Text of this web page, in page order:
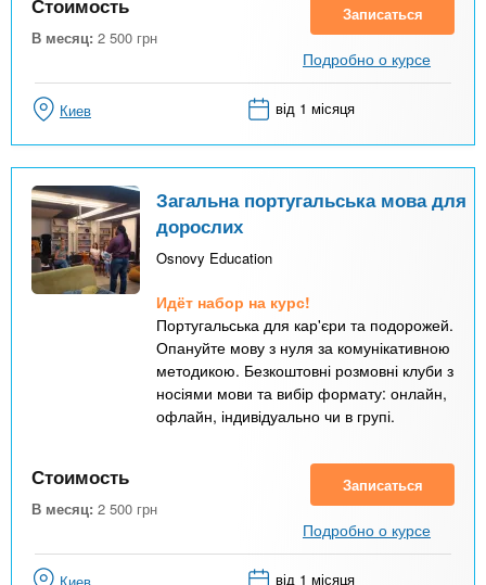
Стоимость
В месяц: 2 500 грн
Записаться
Подробно о курсе
Киев від 1 місяця
Загальна португальська мова для
дорослих
Osnovy Education
Идёт набор на курс!
Португальська для кар'єри та подорожей.
Опануйте мову з нуля за комунікативною
методикою. Безкоштовні розмовні клуби з
носіями мови та вибір формату: онлайн,
офлайн, індивідуально чи в групі.
Стоимость
В месяц: 2 500 грн
Записаться
Подробно о курсе
від 1 місяця